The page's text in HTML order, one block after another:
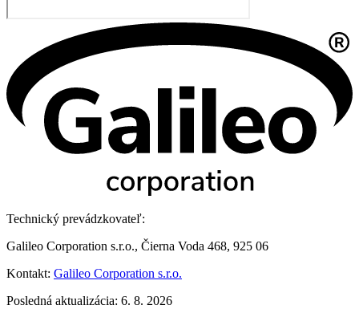
Technický prevádzkovateľ:
Galileo Corporation s.r.o., Čierna Voda 468, 925 06
Kontakt: Galileo Corporation s.r.o.
Posledná aktualizácia: 6. 8. 2026